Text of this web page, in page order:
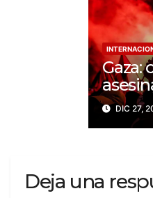
Gaza:
de la
DIC 27,
Deja una